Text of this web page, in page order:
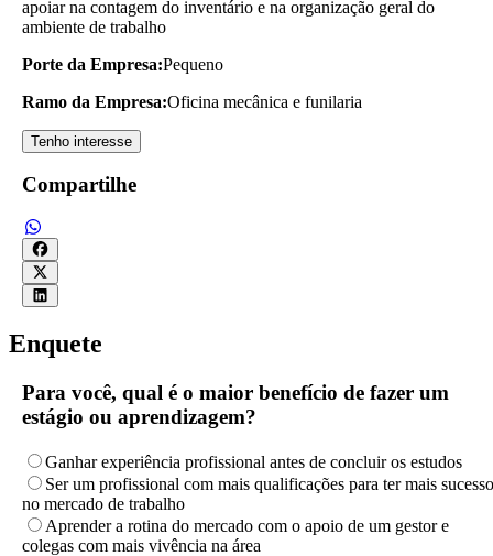
apoiar na contagem do inventário e na organização geral do
ambiente de trabalho
Porte da Empresa:Pequeno
Ramo da Empresa:Oficina mecânica e funilaria
Tenho interesse
Compartilhe
Enquete
Para você, qual é o maior benefício de fazer um
estágio ou aprendizagem?
Ganhar experiência profissional antes de concluir os estudos
Ser um profissional com mais qualificações para ter mais sucesso
no mercado de trabalho
Aprender a rotina do mercado com o apoio de um gestor e
colegas com mais vivência na área